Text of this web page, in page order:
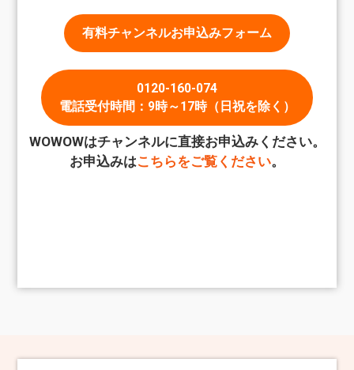
有料チャンネルお申込みフォーム
0120-160-074
電話受付時間：9時～17時（日祝を除く）
WOWOWはチャンネルに直接お申込みください。
お申込みはこちらをご覧ください。